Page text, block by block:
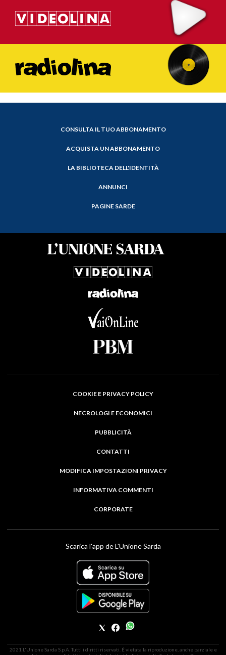
CONSULTA IL TUO ABBONAMENTO
ACQUISTA UN ABBONAMENTO
LA BIBLIOTECA DELL'IDENTITÀ
ANNUNCI
PAGINE SARDE
COOKIE E PRIVACY POLICY
NECROLOGI E ECONOMICI
PUBBLICITÀ
CONTATTI
MODIFICA IMPOSTAZIONI PRIVACY
INFORMATIVA COMMENTI
CORPORATE
Scarica l'app de L'Unione Sarda
2021 L'Unione Sarda S.p.A. Tutti i diritti riservati. É vietata la riproduzione, anche parziale e